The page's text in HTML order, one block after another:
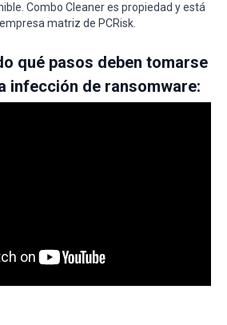
Combo Cleaner es propiedad y está
matriz de PCRisk.
qué pasos deben tomarse
infección de ransomware: